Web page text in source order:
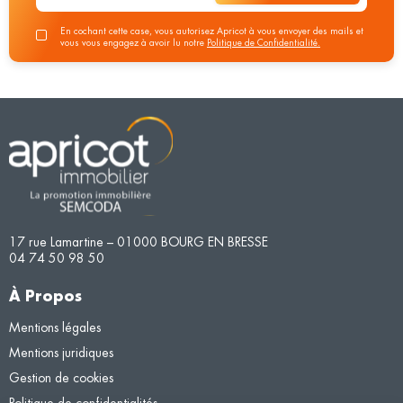
En cochant cette case, vous autorisez Apricot à vous envoyer des mails et
vous vous engagez à avoir lu notre Politique de Confidentialité.
17 rue Lamartine – 01000 BOURG EN BRESSE
04 74 50 98 50
À Propos
Mentions légales
Mentions juridiques
Gestion de cookies